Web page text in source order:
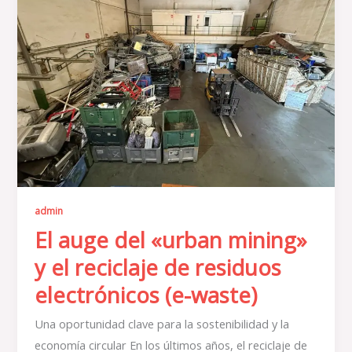
admin
El auge del «urban mining»
y el reciclaje de residuos
electrónicos (e-waste)
Una oportunidad clave para la sostenibilidad y la
economía circular En los últimos años, el reciclaje de
mining»
y
el
reciclaje
de
residuos
electrónicos
(e-
waste)